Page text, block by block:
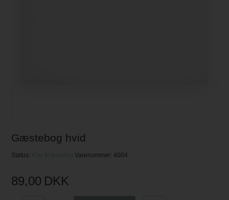
Gæstebog hvid
Status: Klar til leveringVarenummer:4004
89,00 DKK